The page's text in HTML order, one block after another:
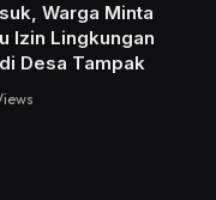
Warga Minta
Izin Lingkungan
Desa Tampak